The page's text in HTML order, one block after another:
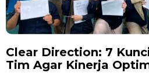
Clear Direction: 7
Tim Agar Kinerja